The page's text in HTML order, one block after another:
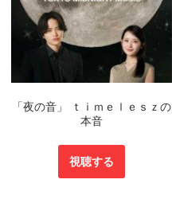
「夜の音」 ｔｉｍｅｌｅｓｚの
本音
視聴する